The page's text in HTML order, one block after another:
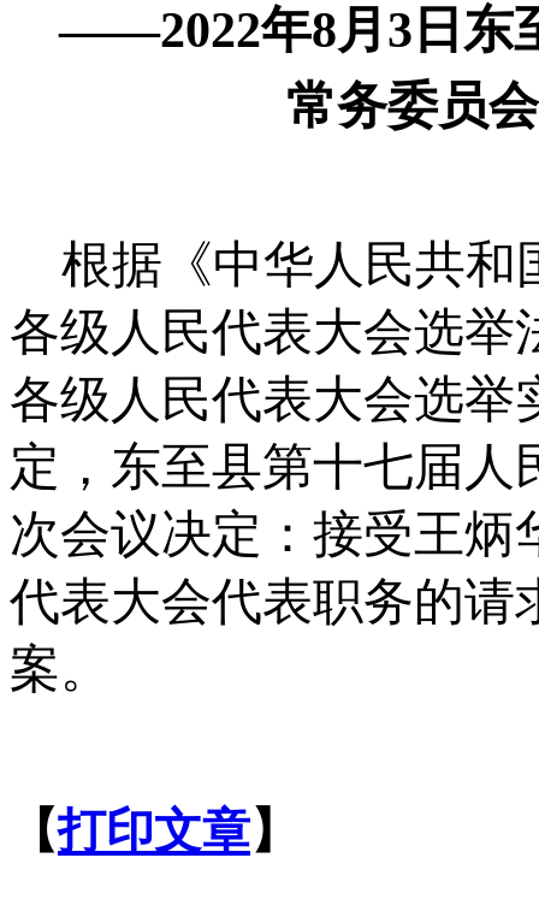
——2022年8月 3 日东
常务委员
根据《中华人民共和
各级人民代表大会选举
各级人民代表大会选举
定，东至县第十七届
次会议决定：接受王炳
代表大会代表职务的请
案。
【打印文章】